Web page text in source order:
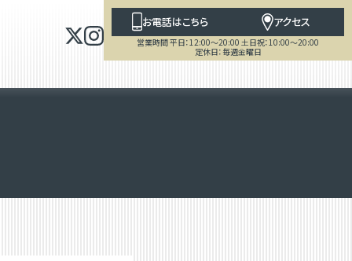
お電話はこちら アクセス
営業時間 平日：12:00～20:00 土日祝：10:00～20:00
定休日：毎週金曜日